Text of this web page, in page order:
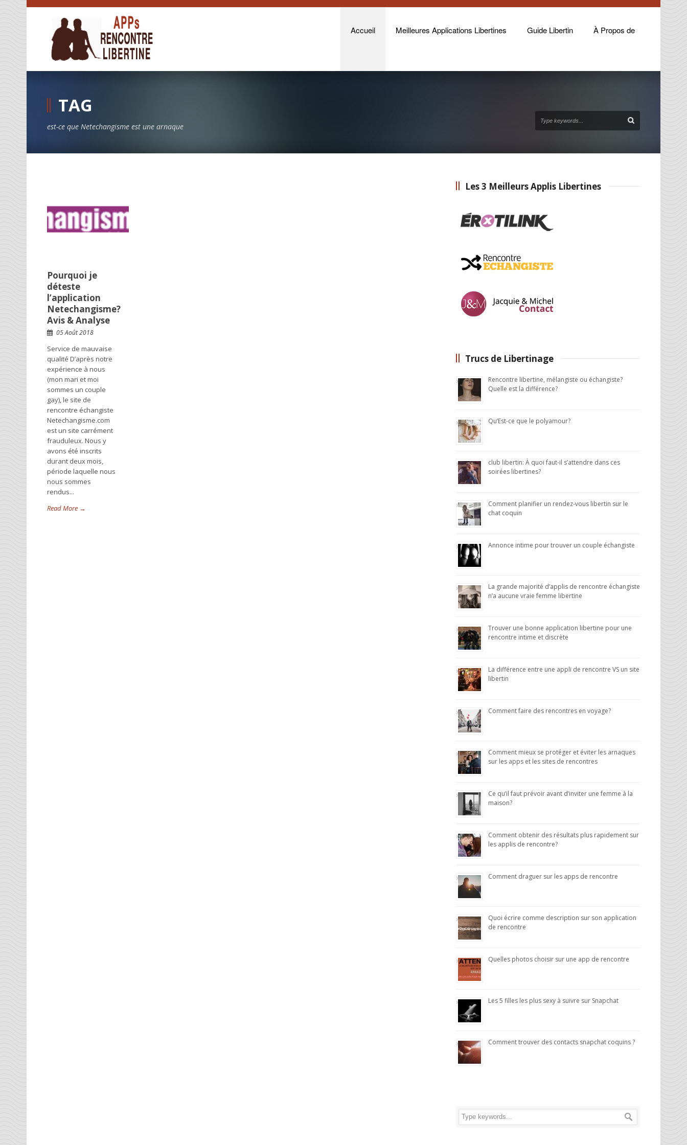
Accueil Meilleures Applications Libertines Guide Libertin À Propos de
TAG
est-ce que Netechangisme est une arnaque
Pourquoi je
déteste
l’application
Netechangisme?
Avis & Analyse
05 Août 2018
Service de mauvaise
qualité D’après notre
expérience à nous
(mon mari et moi
sommes un couple
gay), le site de
rencontre échangiste
Netechangisme.com
est un site carrément
frauduleux. Nous y
avons été inscrits
durant deux mois,
période laquelle nous
nous sommes
rendus...
Read More →
Les 3 Meilleurs Applis Libertines
Trucs de Libertinage
Rencontre libertine, mélangiste ou échangiste?
Quelle est la différence?
Qu’Est-ce que le polyamour?
club libertin: À quoi faut-il s’attendre dans ces
soirées libertines?
Comment planifier un rendez-vous libertin sur le
chat coquin
Annonce intime pour trouver un couple échangiste
La grande majorité d’applis de rencontre échangiste
n’a aucune vraie femme libertine
Trouver une bonne application libertine pour une
rencontre intime et discrète
La différence entre une appli de rencontre VS un site
libertin
Comment faire des rencontres en voyage?
Comment mieux se protéger et éviter les arnaques
sur les apps et les sites de rencontres
Ce qu’il faut prévoir avant d’inviter une femme à la
maison?
Comment obtenir des résultats plus rapidement sur
les applis de rencontre?
Comment draguer sur les apps de rencontre
Quoi écrire comme description sur son application
de rencontre
Quelles photos choisir sur une app de rencontre
Les 5 filles les plus sexy à suivre sur Snapchat
Comment trouver des contacts snapchat coquins ?